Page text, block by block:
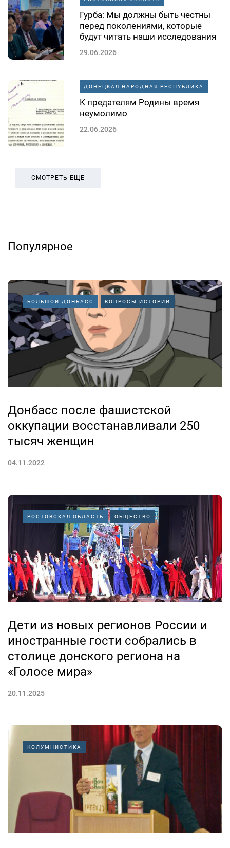
Гурба: Мы должны быть честны
перед поколениями, которые
будут читать наши исследования
29.06.2026
ДОНЕЦКАЯ НАРОДНАЯ РЕСПУБЛИКА
К предателям Родины время
неумолимо
22.06.2026
СМОТРЕТЬ ЕЩЕ
Популярное
БОЛЬШОЙ ДОНБАСС ВОПРОСЫ ИСТОРИИ
Донбасс после фашистской
оккупации восстанавливали 250
тысяч женщин
04.11.2022
РОСТОВСКАЯ ОБЛАСТЬ ОБЩЕСТВО
Дети из новых регионов России и
иностранные гости собрались в
столице донского региона на
«Голосе мира»
20.11.2025
КОЛУМНИСТИКА